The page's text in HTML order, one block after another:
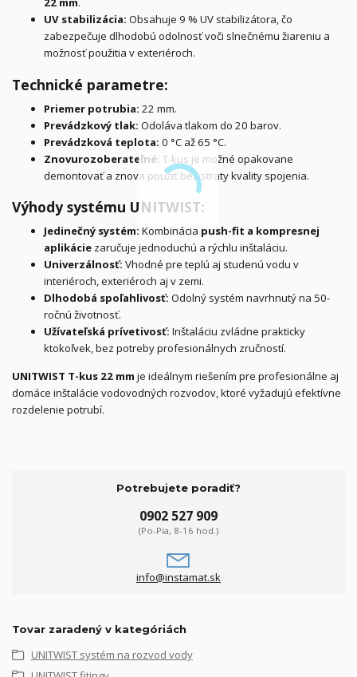
UV stabilizácia: Obsahuje 9 % UV stabilizátora, čo
zabezpečuje dlhodobú odolnosť voči slnečnému žiareniu a
možnosť použitia v exteriéroch.
Technické parametre:
Priemer potrubia: 22 mm.
Prevádzkový tlak: Odoláva tlakom do 20 barov.
Prevádzková teplota: 0 °C až 65 °C.
Znovurozoberateľné: T-kus je možné opakovane
demontovať a znova použiť bez straty kvality spojenia.
Výhody systému UNITWIST:
Jedinečný systém: Kombinácia push-fit a kompresnej
aplikácie zaručuje jednoduchú a rýchlu inštaláciu.
Univerzálnosť: Vhodné pre teplú aj studenú vodu v
interiéroch, exteriéroch aj v zemi.
Dlhodobá spoľahlivosť: Odolný systém navrhnutý na 50-
ročnú životnosť.
Užívateľská prívetivosť: Inštaláciu zvládne prakticky
ktokoľvek, bez potreby profesionálnych zručností.
UNITWIST T-kus 22 mm je ideálnym riešením pre profesionálne aj
domáce inštalácie vodovodných rozvodov, ktoré vyžadujú efektívne
rozdelenie potrubí.
Potrebujete poradiť?
0902 527 909
(Po-Pia, 8-16 hod.)
info@instamat.sk
Tovar zaradený v kategóriách
UNITWIST systém na rozvod vody